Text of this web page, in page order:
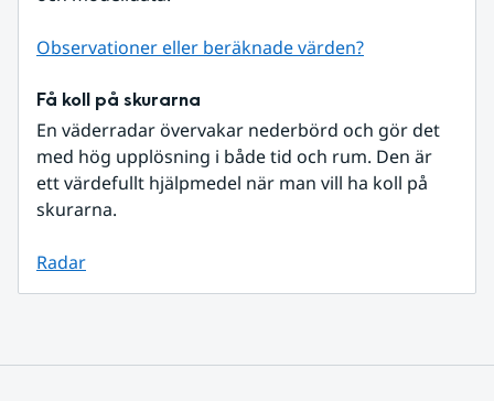
Observationer eller beräknade värden?
Få koll på skurarna
En väderradar övervakar nederbörd och gör det
med hög upplösning i både tid och rum. Den är
ett värdefullt hjälpmedel när man vill ha koll på
skurarna.
Radar